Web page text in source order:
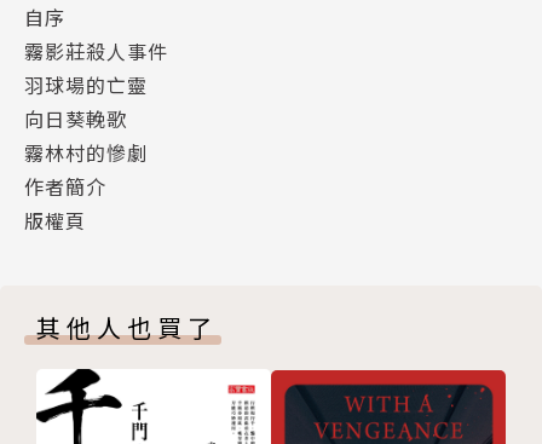
本書收錄四部林若平作品
〈霧影莊殺人事件〉
〈羽球場的亡靈〉
〈向日葵輓歌〉
〈霧林村的慘劇〉
林斯諺
台灣推理作家協會成員，紐西蘭奧克蘭大學哲學博士，
現為東吳大學哲學系助理教授，對於推理懷抱著高度的
自序
霧影莊殺人事件
羽球場的亡靈
向日葵輓歌
霧林村的慘劇
作者簡介
版權頁
其他人也買了